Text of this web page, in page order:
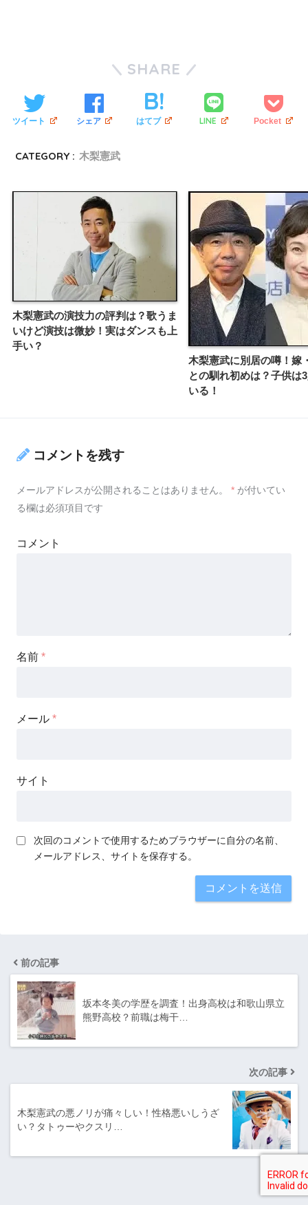
SHARE
ツイート シェア はてブ LINE Pocket
CATEGORY : 木梨憲武
木梨憲武の演技力の評判は？歌うま
いけど演技は微妙！実はダンスも上
手い？
木梨憲武に別居の噂！嫁
との馴れ初めは？子供は
いる！
コメントを残す
メールアドレスが公開されることはありません。 * が付いてい
る欄は必須項目です
コメント
名前 *
メール *
サイト
次回のコメントで使用するためブラウザーに自分の名前、
メールアドレス、サイトを保存する。
前の記事
坂本冬美の学歴を調査！出身高校は和歌山県立
熊野高校？前職は梅干…
次の記事
木梨憲武の悪ノリが痛々しい！性格悪いしうざ
い？タトゥーやクスリ…